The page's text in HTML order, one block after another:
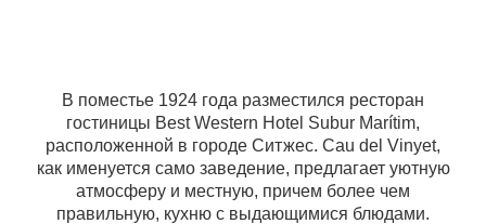
В поместье 1924 года разместился ресторан
гостиницы Best Western Hotel Subur Marítim,
расположенной в городе Ситжес. Cau del Vinyet,
как именуется само заведение, предлагает уютную
атмосферу и местную, причем более чем
правильную, кухню с выдающимися блюдами.